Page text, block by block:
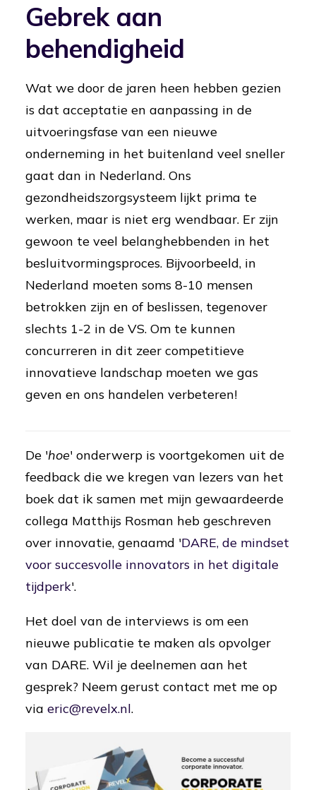
Gebrek aan
behendigheid
Wat we door de jaren heen hebben gezien
is dat acceptatie en aanpassing in de
uitvoeringsfase van een nieuwe
onderneming in het buitenland veel sneller
gaat dan in Nederland. Ons
gezondheidszorgsysteem lijkt prima te
werken, maar is niet erg wendbaar. Er zijn
gewoon te veel belanghebbenden in het
besluitvormingsproces. Bijvoorbeeld, in
Nederland moeten soms 8-10 mensen
betrokken zijn en of beslissen, tegenover
slechts 1-2 in de VS. Om te kunnen
concurreren in dit zeer competitieve
innovatieve landschap moeten we gas
geven en ons handelen verbeteren!
De 'hoe' onderwerp is voortgekomen uit de
feedback die we kregen van lezers van het
boek dat ik samen met mijn gewaardeerde
collega Matthijs Rosman heb geschreven
over innovatie, genaamd 'DARE, de mindset
voor succesvolle innovators in het digitale
tijdperk'.
Het doel van de interviews is om een
nieuwe publicatie te maken als opvolger
van DARE. Wil je deelnemen aan het
gesprek? Neem gerust contact met me op
via eric@revelx.nl.